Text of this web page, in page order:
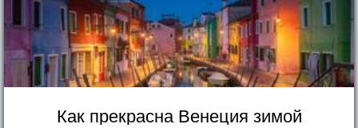
Как прекрасна Венеция зимой